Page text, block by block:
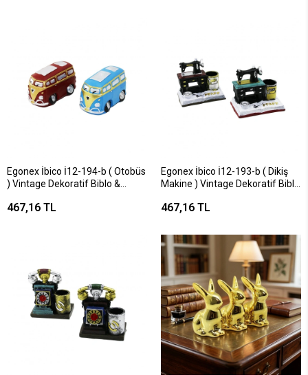
Egonex İbico İ12-194-b ( Otobüs
) Vintage Dekoratif Biblo &
Reçine )*72
467,16 TL
Egonex İbico İ12-193-b ( Dikiş
Makine ) Vintage Dekoratif Biblo
) ( Reçine )*72
467,16 TL